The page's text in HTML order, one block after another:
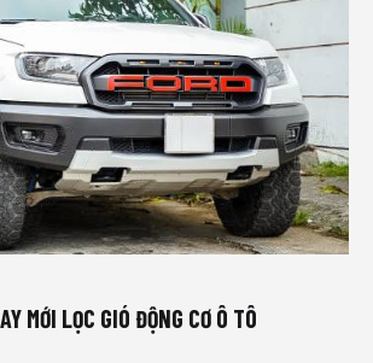
MỚI LỌC GIÓ ĐỘNG CƠ Ô TÔ